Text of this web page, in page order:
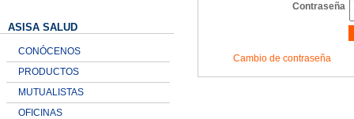
Contraseña
Cambio de contraseña
ASISA SALUD
CONÓCENOS
PRODUCTOS
MUTUALISTAS
OFICINAS